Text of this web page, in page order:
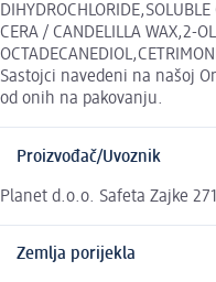
CERA / CANDELILLA WAX,2-
Sastojci navedeni na našoj
od onih na pakovanju.
Proizvođač/Uvoznik
Planet d.o.o. Safeta Zajke
Zemlja porijekla